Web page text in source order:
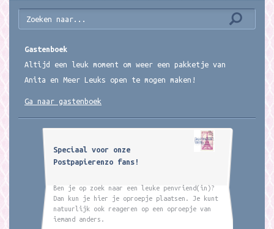
Gastenboek
Altijd een leuk moment om weer een pakketje van
Anita en Meer Leuks open te mogen maken!
Ga naar gastenboek
Speciaal voor onze
Postpapierenzo fans!
Ben je op zoek naar een leuke penvriend(in)?
Dan kun je hier je oproepje plaatsen. Je kunt
natuurlijk ook reageren op een oproepje van
iemand anders.